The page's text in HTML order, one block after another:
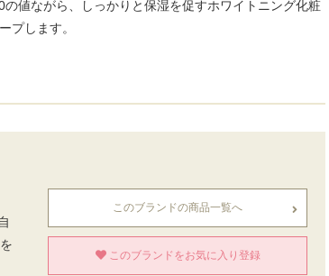
値ながら、しっかりと保湿を促すホワイトニング化粧
プします。
このブランドの商品一覧へ
このブランドをお気に入り登録